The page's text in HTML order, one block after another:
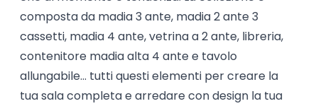
composta da madia 3 ante, madia 2 ante 3
cassetti, madia 4 ante, vetrina a 2 ante, libreria,
contenitore madia alta 4 ante e tavolo
allungabile... tutti questi elementi per creare la
tua sala completa e arredare con design la tua